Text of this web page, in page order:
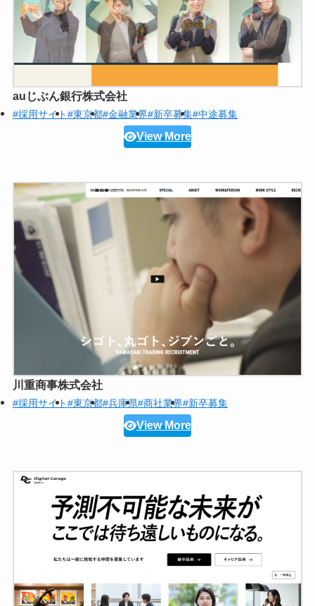
auじぶん銀行株式会社
#採用サイト#東京都#金融業界#新卒募集#中途募集
View More
川重商事株式会社
#採用サイト#東京都#兵庫県#商社業界#新卒募集
View More